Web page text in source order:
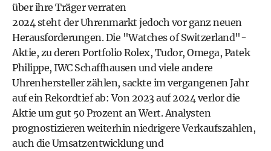
über ihre Träger verraten
2024 steht der Uhrenmarkt jedoch vor ganz neuen
Herausforderungen. Die "Watches of Switzerland"-
Aktie, zu deren Portfolio Rolex, Tudor, Omega, Patek
Philippe, IWC Schaffhausen und viele andere
Uhrenhersteller zählen, sackte im vergangenen Jahr
auf ein Rekordtief ab: Von 2023 auf 2024 verlor die
Aktie um gut 50 Prozent an Wert. Analysten
prognostizieren weiterhin niedrigere Verkaufszahlen,
auch die Umsatzentwicklung und